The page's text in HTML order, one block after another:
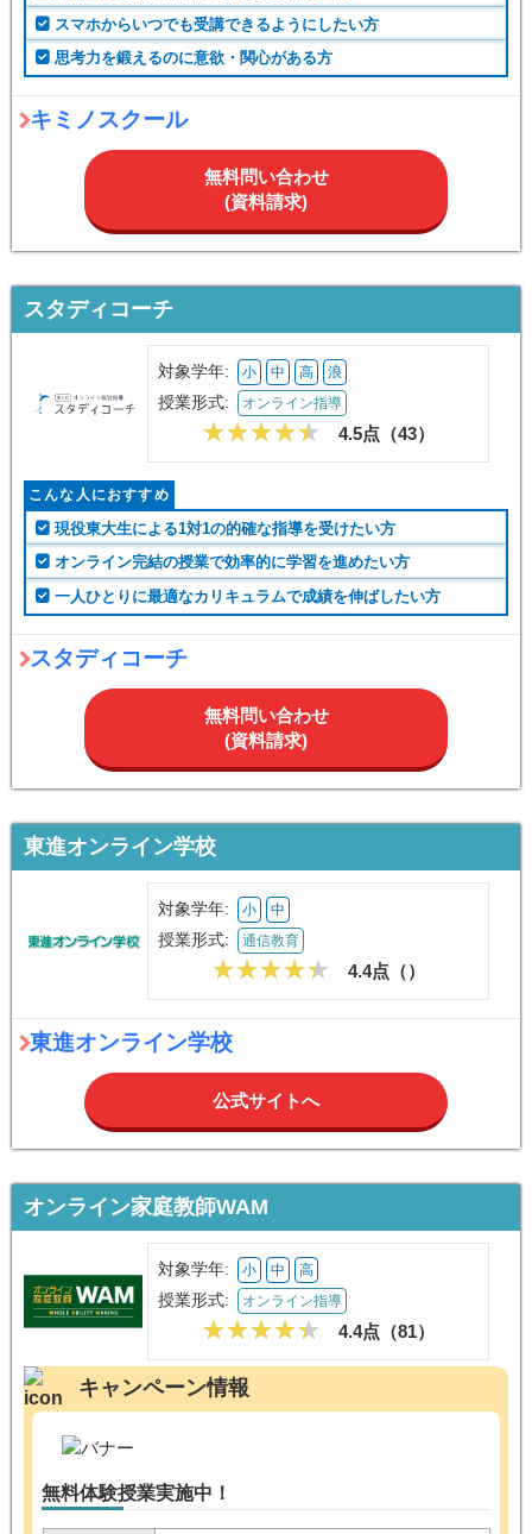
スマホからいつでも受講できるようにしたい方
思考力を鍛えるのに意欲・関心がある方
キミノスクール
無料問い合わせ
(資料請求)
スタディコーチ
対象学年: 小 中 高 浪
授業形式: オンライン指導
4.5点（43）
こんな人におすすめ
現役東大生による1対1の的確な指導を受けたい方
オンライン完結の授業で効率的に学習を進めたい方
一人ひとりに最適なカリキュラムで成績を伸ばしたい方
スタディコーチ
無料問い合わせ
(資料請求)
東進オンライン学校
対象学年: 小 中
授業形式: 通信教育
4.4点（）
東進オンライン学校
公式サイトへ
オンライン家庭教師WAM
対象学年: 小 中 高
授業形式: オンライン指導
4.4点（81）
キャンペーン情報
無料体験授業実施中！